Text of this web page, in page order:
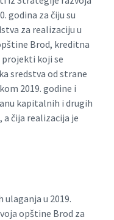
godina za čiju su
za realizaciju u
Brod, kreditna
koji se
sredstva od strane
2019. godine i
kapitalnih i drugih
a čija realizacija je
u 2019.
opštine Brod za